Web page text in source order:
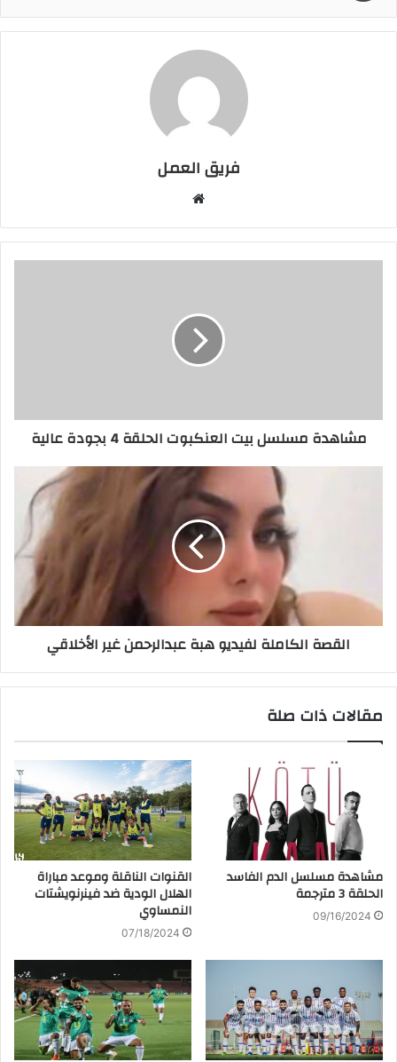
فريق العمل
مشاهدة مسلسل بيت العنكبوت الحلقة 4 بجودة عالية
القصة الكاملة لفيديو هبة عبدالرحمن غير الأخلاقي
مقالات ذات صلة
مشاهدة مسلسل الدم الفاسد
الحلقة 3 مترجمة
09/16/2024
القنوات الناقلة وموعد مباراة
الهلال الودية ضد فينرنويشتات
النمساوي
07/18/2024